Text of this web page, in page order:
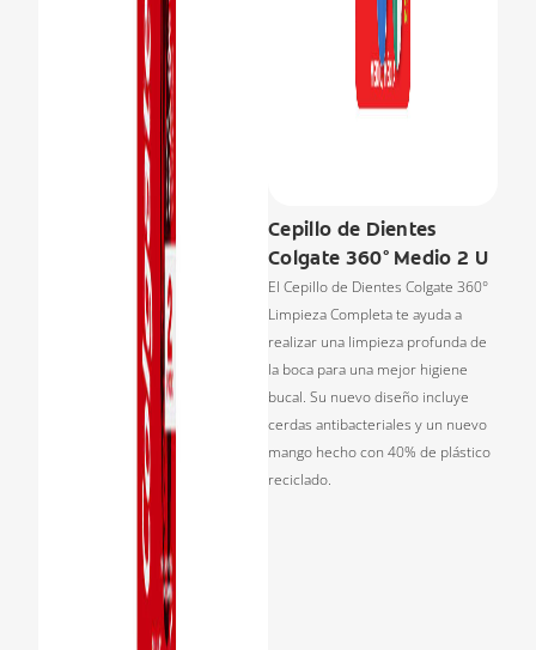
Cepillo de Dientes
Colgate 360° Medio 2 U
El Cepillo de Dientes Colgate 360°
Limpieza Completa te ayuda a
realizar una limpieza profunda de
la boca para una mejor higiene
bucal. Su nuevo diseño incluye
cerdas antibacteriales y un nuevo
mango hecho con 40% de plástico
reciclado.